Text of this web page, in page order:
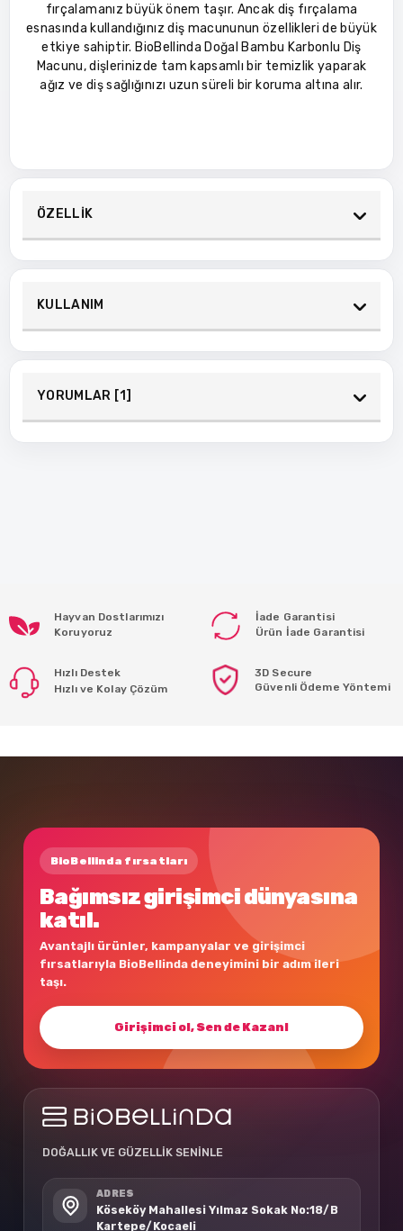
fırçalamanız büyük önem taşır. Ancak diş fırçalama
esnasında kullandığınız diş macununun özellikleri de büyük
etkiye sahiptir. BioBellinda Doğal Bambu Karbonlu Diş
Macunu, dişlerinizde tam kapsamlı bir temizlik yaparak
ağız ve diş sağlığınızı uzun süreli bir koruma altına alır.
ÖZELLİK
KULLANIM
YORUMLAR [1]
Hayvan Dostlarımızı
Koruyoruz
İade Garantisi
Ürün İade Garantisi
Hızlı Destek
Hızlı ve Kolay Çözüm
3D Secure
Güvenli Ödeme Yöntemi
BioBellinda fırsatları
Bağımsız girişimci dünyasına
katıl.
Avantajlı ürünler, kampanyalar ve girişimci
fırsatlarıyla BioBellinda deneyimini bir adım ileri
taşı.
Girişimci ol, Sen de Kazan!
DOĞALLIK VE GÜZELLİK SENİNLE
ADRES
Köseköy Mahallesi Yılmaz Sokak No:18/B
Kartepe/Kocaeli